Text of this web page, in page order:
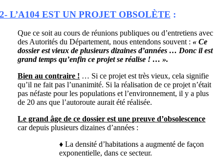
L’A104 EST UN PROJET OBSOLÈTE :
Que ce soit au cours de réunions publiques ou d’entretiens avec
des Autorités du Département, nous entendons souvent :« Ce
dossier est vieux de plusieurs dizaines d’années … Donc il est
grand temps qu’enfin ce projet se réalise ! … ».
Bien au contraire ! … Si ce projet est très vieux, cela signifie
qu’il ne fait pas l’unanimité. Si la réalisation de ce projet n’était
pas néfaste pour les populations et l’environnement, il y a plus
de 20 ans que l’autoroute aurait été réalisée.
Le grand âge de ce dossier est une preuve d’obsolescence
car depuis plusieurs dizaines d’années :
♦ La densité d’habitations a augmenté de façon
exponentielle, dans ce secteur.